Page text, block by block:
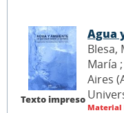
Texto impreso
Agua
Blesa,
María
Aires
Material